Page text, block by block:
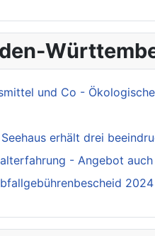
und Co -
erhält drei
- Angebot